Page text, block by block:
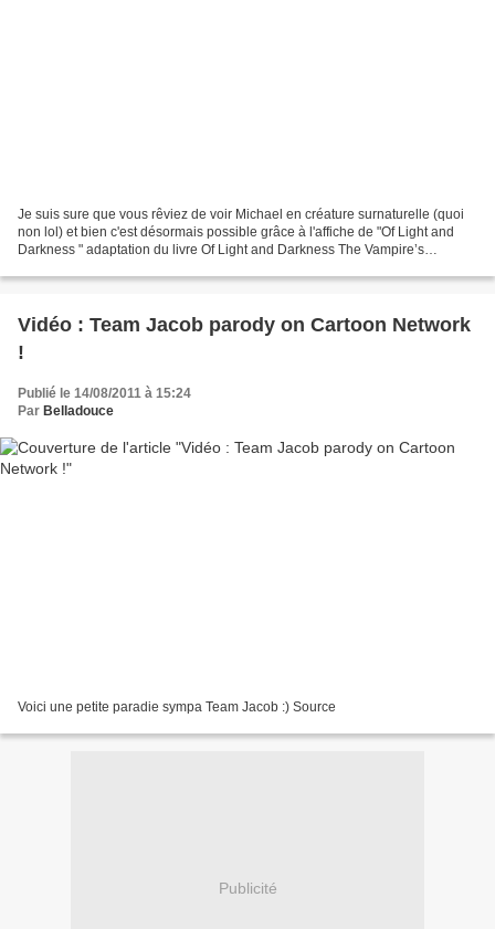
Je suis sure que vous rêviez de voir Michael en créature surnaturelle (quoi
non lol) et bien c'est désormais possible grâce à l'affiche de "Of Light and
Darkness " adaptation du livre Of Light and Darkness The Vampire’s
Vidéo : Team Jacob parody on Cartoon Network
!
Publié le 14/08/2011 à 15:24
Par Belladouce
Voici une petite paradie sympa Team Jacob :) Source
Publicité